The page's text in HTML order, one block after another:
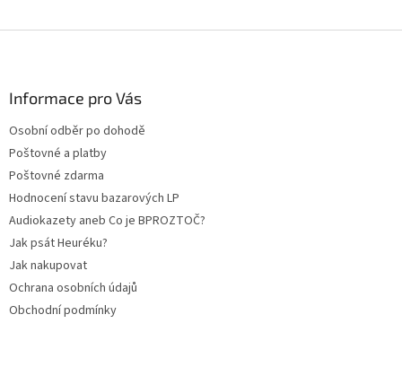
Informace pro Vás
Osobní odběr po dohodě
Poštovné a platby
Poštovné zdarma
Hodnocení stavu bazarových LP
Audiokazety aneb Co je BPROZTOČ?
Jak psát Heuréku?
Jak nakupovat
Ochrana osobních údajů
Obchodní podmínky